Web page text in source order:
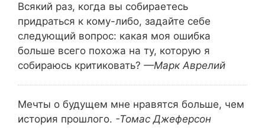
Всякий раз, когда вы собираетесь
придраться к кому-либо, задайте себе
следующий вопрос: какая моя ошибка
больше всего похожа на ту, которую я
собираюсь критиковать? —Марк Аврелий
Мечты о будущем мне нравятся больше, чем
история прошлого. -Томас Джеферсон